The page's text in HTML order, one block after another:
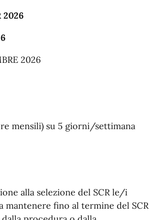
2026
2026
mensili) su 5 giorni/settimana
alla selezione del SCR le/i
mantenere fino al termine del SCR